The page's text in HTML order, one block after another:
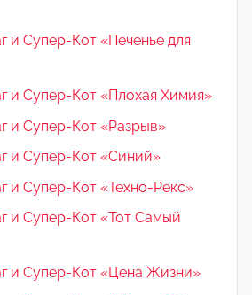
и Супер-Кот «Печенье для
и Супер-Кот «Плохая Химия»
и Супер-Кот «Разрыв»
и Супер-Кот «Синий»
и Супер-Кот «Техно-Рекс»
и Супер-Кот «Тот Самый
и Супер-Кот «Цена Жизни»